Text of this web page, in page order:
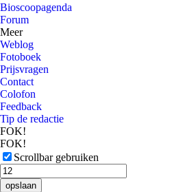
Bioscoopagenda
Forum
Meer
Weblog
Fotoboek
Prijsvragen
Contact
Colofon
Feedback
Tip de redactie
FOK!
FOK!
Scrollbar gebruiken
opslaan